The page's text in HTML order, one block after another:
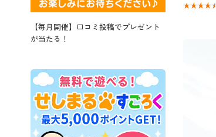
【毎月開催】口コミ投稿でプレゼント
が当たる！